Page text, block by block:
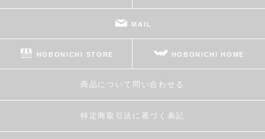
MAIL
HOBONICHI STORE HOBONICHI HOME
商品について問い合わせる
特定商取引法に基づく表記